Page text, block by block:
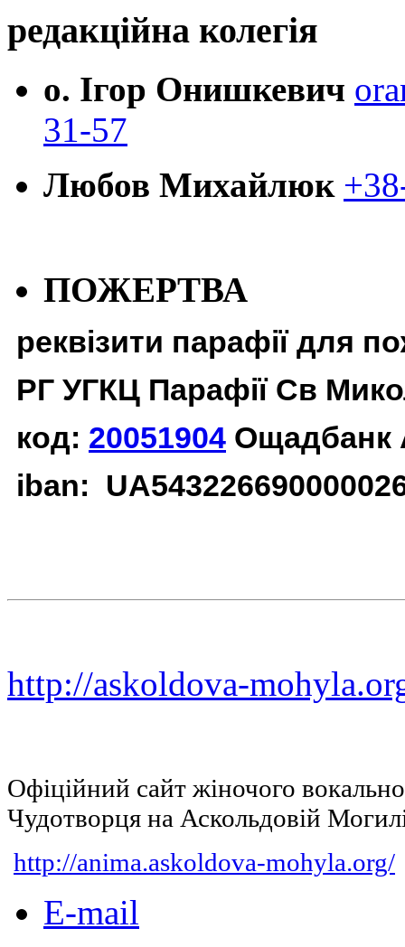
редакційна колегія
о. Ігор Онишкевич
31-57
Любов Михайлюк
ПОЖЕРТВА
реквізити парафії для
РГ УГКЦ Парафії Св
код: 20051904 Ощадбанк
iban:
http://askoldova-
Офіційний сайт жіночого
Чудотворця на Аскольдовій
http://anima.askoldova-mohyla.org/
E-mail